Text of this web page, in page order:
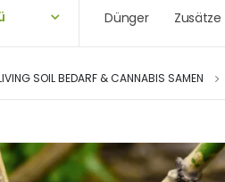
Dünger Zusätze
SOIL BEDARF & CANNABIS SAMEN